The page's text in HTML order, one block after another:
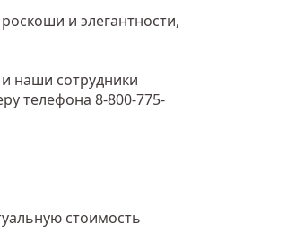
и элегантности,
наши сотрудники
телефона 8-800-775-
стоимость